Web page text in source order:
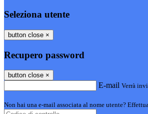
Seleziona utente
button close ×
Recupero password
button close ×
E-mail Verrà
Non hai una e-mail associata al nome utente?